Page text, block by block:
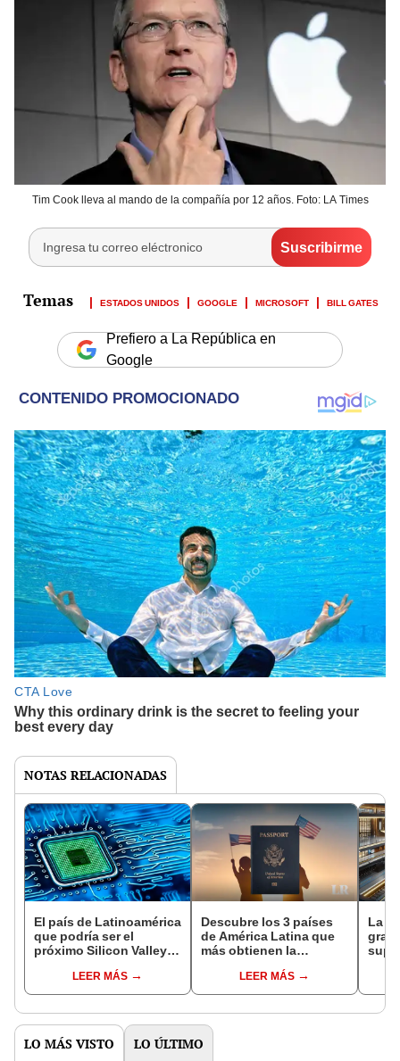
Tim Cook lleva al mando de la compañía por 12 años. Foto: LA Times
ESTADOS UNIDOS GOOGLE MICROSOFT BILL GATES
Prefiero a La República en
Google
NOTAS RELACIONADAS
El país de Latinoamérica
que podría ser el
próximo Silicon Valley:
EE.UU. para desplazar a
China
LEER MÁS
Descubre los 3 países
de América Latina que
más obtienen la
UnidosLEER MÁS
La
LO MÁS VISTO LO ÚLTIMO